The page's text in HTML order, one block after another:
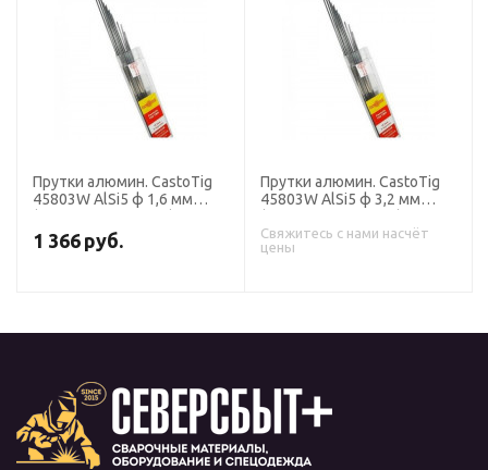
Прутки алюмин. CastoTig
45803W AlSi5 ф 1,6 мм
Castolin
1 366 руб.
Прутки алюмин. CastoTig
45803W AlSi5 ф 3,2 мм
Castolin
Свяжитесь с нами насчёт
цены